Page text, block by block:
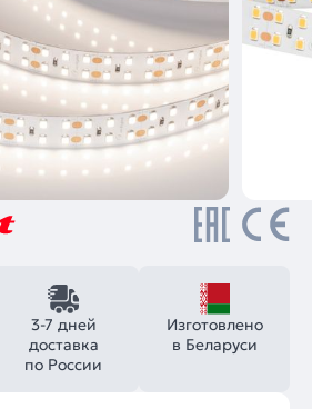
3-7 дней
доставка
по России
Изготовлено
в Беларуси